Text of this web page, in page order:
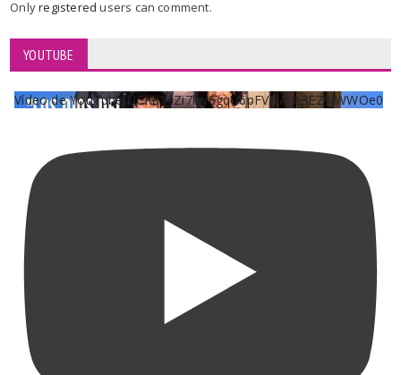
Onlyregisteredusers can comment.
YOUTUBE
Vídeo de YouTube UCKqYjiZi7lzy6gqU6pFVFiA_A3EZ9JWWOe0